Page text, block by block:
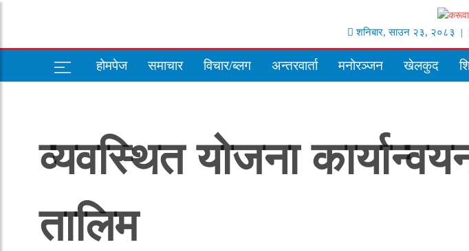
शनिबार,साउन २३, २०८३ |
होमपेज समाचार विचार/ब्लग अन्तरवार्ता मनोरञ्जन खेलकुद
व्यवस्थित योजना
तालिम